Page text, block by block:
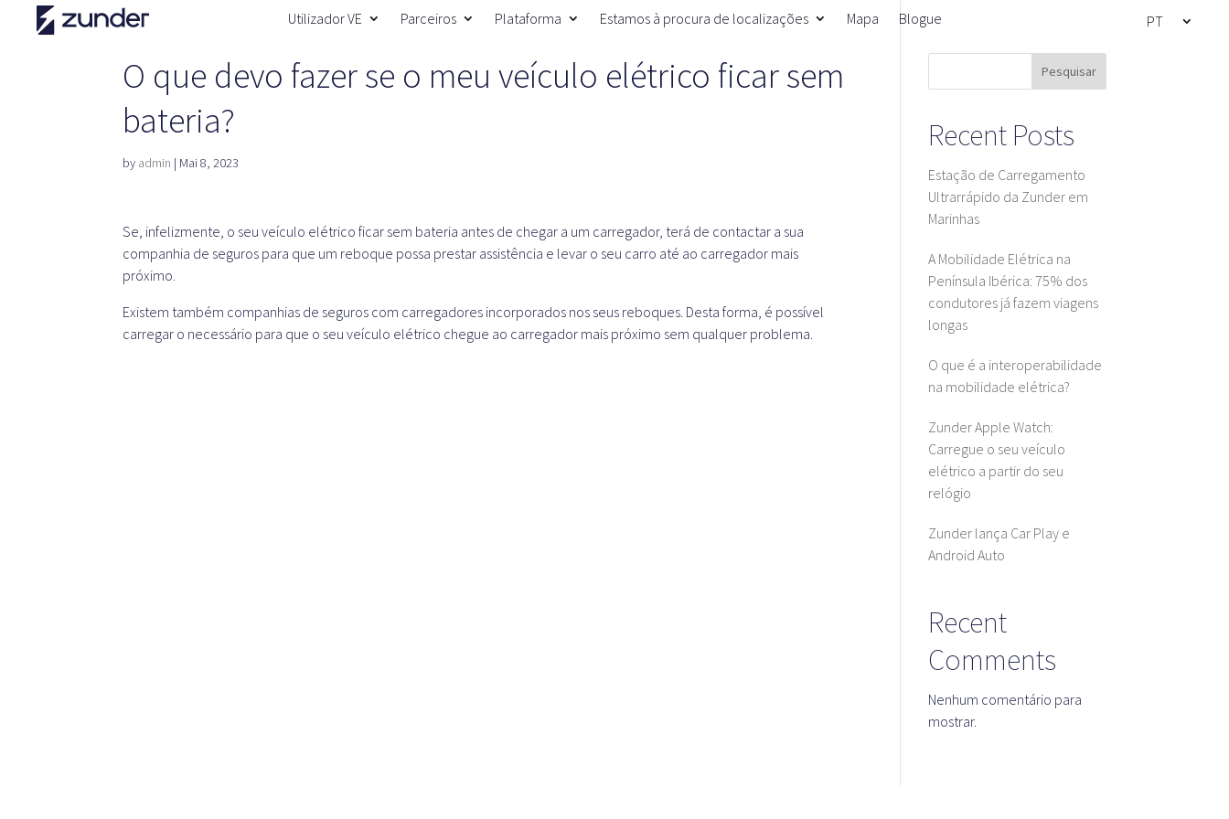
Utilizador VE Parceiros Plataforma Estamos à procura de localizações Mapa Blogue PT
O que devo fazer se o meu veículo elétrico ficar sem
bateria?
by admin | Mai 8, 2023
Se, infelizmente, o seu veículo elétrico ficar sem bateria antes de chegar a um carregador, terá de contactar a sua
companhia de seguros para que um reboque possa prestar assistência e levar o seu carro até ao carregador mais
próximo.
Existem também companhias de seguros com carregadores incorporados nos seus reboques. Desta forma, é possível
carregar o necessário para que o seu veículo elétrico chegue ao carregador mais próximo sem qualquer problema.
Pesquisar
Recent Posts
Estação de Carregamento
Ultrarrápido da Zunder em
Marinhas
A Mobilidade Elétrica na
Península Ibérica: 75% dos
condutores já fazem viagens
longas
O que é a interoperabilidade
na mobilidade elétrica?
Zunder Apple Watch:
Carregue o seu veículo
elétrico a partir do seu
relógio
Zunder lança Car Play e
Android Auto
Recent
Comments
Nenhum comentário para
mostrar.